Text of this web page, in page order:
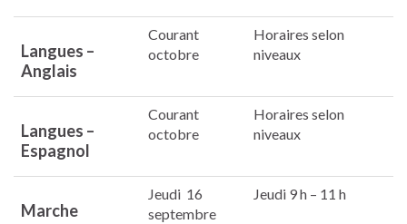
Langues –
Anglais
Courant
octobre
Horaires selon
niveaux
Langues –
Espagnol
Courant
octobre
Horaires selon
niveaux
Marche
Jeudi 16
septembre
Jeudi 9 h – 11 h